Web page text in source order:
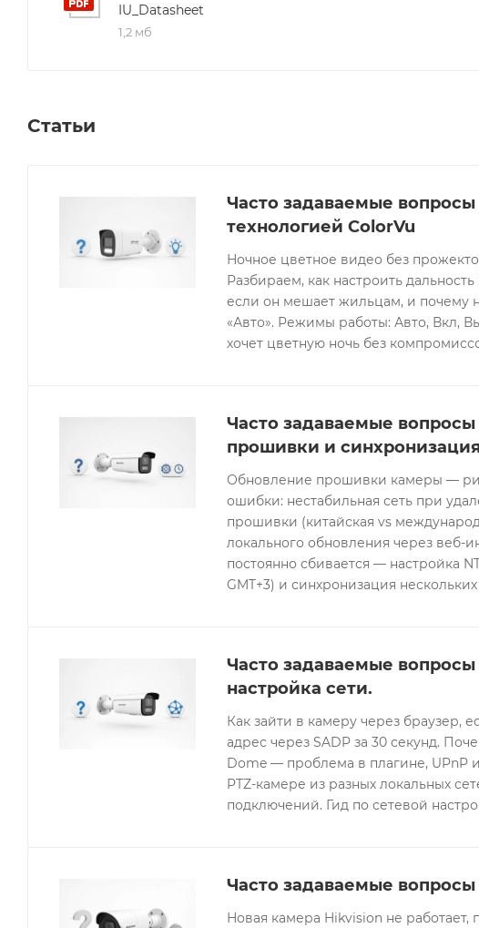
IU_Datasheet
1,2 мб
Статьи
Часто задаваемые
технологией ColorVu
Ночное цветное видео без
Разбираем, как настроить
если он мешает жильцам, и почему
«Авто». Режимы работы: Авто, Вкл,
хочет цветную ночь без
Часто задаваемые
прошивки и
Обновление прошивки камеры —
ошибки: нестабильная сеть при
прошивки (китайская vs
локального обновления через веб-
постоянно сбивается — настройка
GMT+3) и синхронизация
Часто задаваемые
настройка сети.
Как зайти в камеру через браузер,
адрес через SADP за 30 секунд.
Dome — проблема в плагине, UPnP
PTZ-камере из разных локальных
подключений. Гид по сетевой
Часто задаваемые
Новая камера Hikvision не работает,